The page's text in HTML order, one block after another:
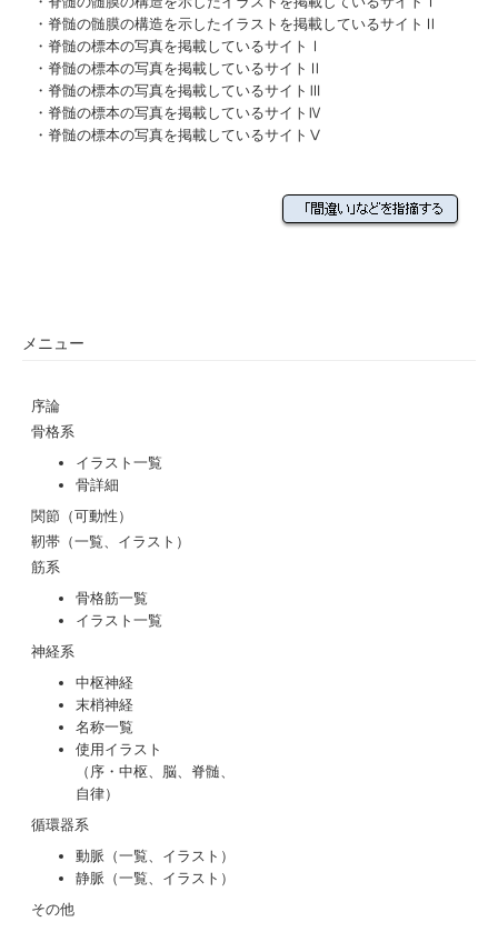
・脊髄の髄膜の構造を示したイラストを掲載しているサイトⅡ
・脊髄の標本の写真を掲載しているサイトⅠ
・脊髄の標本の写真を掲載しているサイトⅡ
・脊髄の標本の写真を掲載しているサイトⅢ
・脊髄の標本の写真を掲載しているサイトⅣ
・脊髄の標本の写真を掲載しているサイトⅤ
メニュー